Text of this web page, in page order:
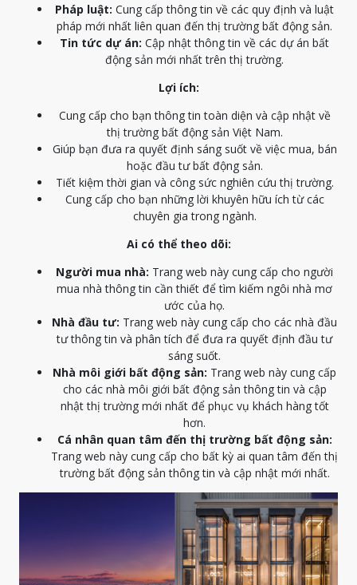
Pháp luật: Cung cấp thông tin về các quy định và luật
pháp mới nhất liên quan đến thị trường bất động sản.
Tin tức dự án: Cập nhật thông tin về các dự án bất
động sản mới nhất trên thị trường.
Lợi ích:
Cung cấp cho bạn thông tin toàn diện và cập nhật về
thị trường bất động sản Việt Nam.
Giúp bạn đưa ra quyết định sáng suốt về việc mua, bán
hoặc đầu tư bất động sản.
Tiết kiệm thời gian và công sức nghiên cứu thị trường.
Cung cấp cho bạn những lời khuyên hữu ích từ các
chuyên gia trong ngành.
Ai có thể theo dõi:
Người mua nhà: Trang web này cung cấp cho người
mua nhà thông tin cần thiết để tìm kiếm ngôi nhà mơ
ước của họ.
Nhà đầu tư: Trang web này cung cấp cho các nhà đầu
tư thông tin và phân tích để đưa ra quyết định đầu tư
sáng suốt.
Nhà môi giới bất động sản: Trang web này cung cấp
cho các nhà môi giới bất động sản thông tin và cập
nhật thị trường mới nhất để phục vụ khách hàng tốt
hơn.
Cá nhân quan tâm đến thị trường bất động sản:
Trang web này cung cấp cho bất kỳ ai quan tâm đến thị
trường bất động sản thông tin và cập nhật mới nhất.